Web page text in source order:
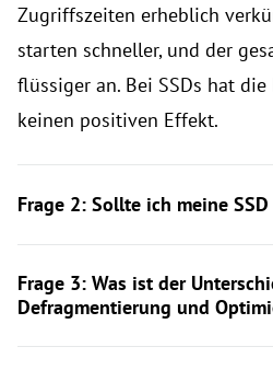
Zugriffszeiten erheblich
starten schneller, und der
flüssiger an. Bei SSDs hat
keinen positiven Effekt.
Frage 2: Sollte ich meine
Frage 3: Was ist der
Defragmentierung und